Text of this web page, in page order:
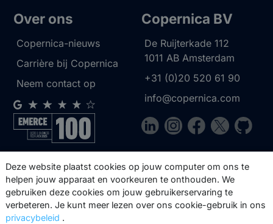
Over ons
Copernica-nieuws
Carrière bij Copernica
Neem contact op
Copernica BV
De Ruijterkade 112
1011 AB Amsterdam
+31 (0)20 520 61 90
info@copernica.com
Via onze nieuwsbrief blijf je op de
hoogte van onze product updates,
events, webinars, best practices en
whitepapers.
Deze website plaatst cookies op jouw computer om ons te
helpen jouw apparaat en voorkeuren te onthouden. We
gebruiken deze cookies om jouw gebruikerservaring te
verbeteren. Je kunt meer lezen over ons cookie-gebruik in ons
privacybeleid .